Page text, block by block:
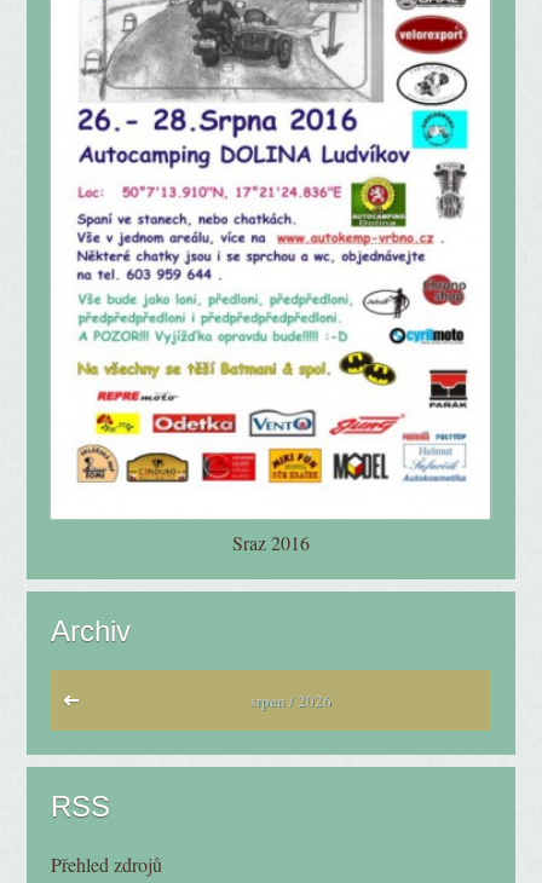
Sraz 2016
Archiv
srpen / 2026
RSS
Přehled zdrojů